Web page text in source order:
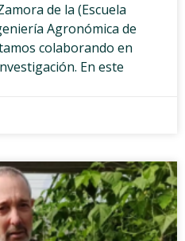
de la (Escuela
Agronómica de
colaborando en
En este